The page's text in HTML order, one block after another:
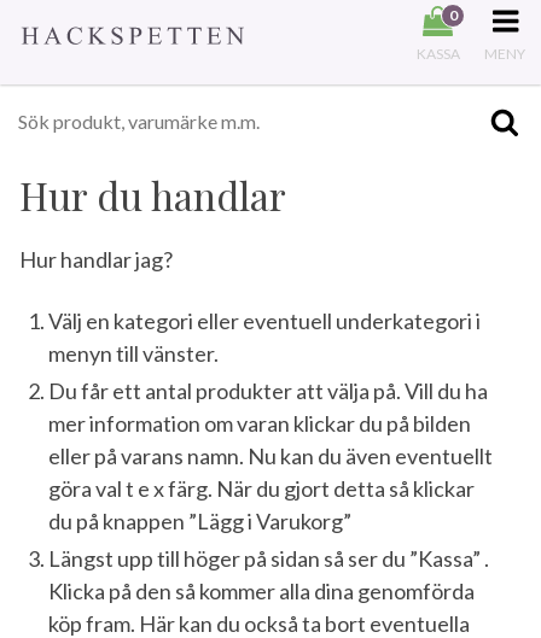
0
KASSA MENY
Hur du handlar
Hur handlar jag?
Välj en kategori eller eventuell underkategori i
menyn till vänster.
Du får ett antal produkter att välja på. Vill du ha
mer information om varan klickar du på bilden
eller på varans namn. Nu kan du även eventuellt
göra val t e x färg. När du gjort detta så klickar
du på knappen ”Lägg i Varukorg”
Längst upp till höger på sidan så ser du ”Kassa” .
Klicka på den så kommer alla dina genomförda
köp fram. Här kan du också ta bort eventuella